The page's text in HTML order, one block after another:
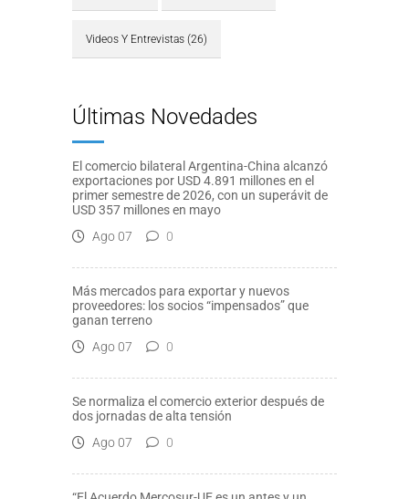
Videos Y Entrevistas (26)
Últimas Novedades
El comercio bilateral Argentina-China alcanzó
exportaciones por USD 4.891 millones en el
primer semestre de 2026, con un superávit de
USD 357 millones en mayo
Ago 07
0
Más mercados para exportar y nuevos
proveedores: los socios “impensados” que
ganan terreno
Ago 07
0
Se normaliza el comercio exterior después de
dos jornadas de alta tensión
Ago 07
0